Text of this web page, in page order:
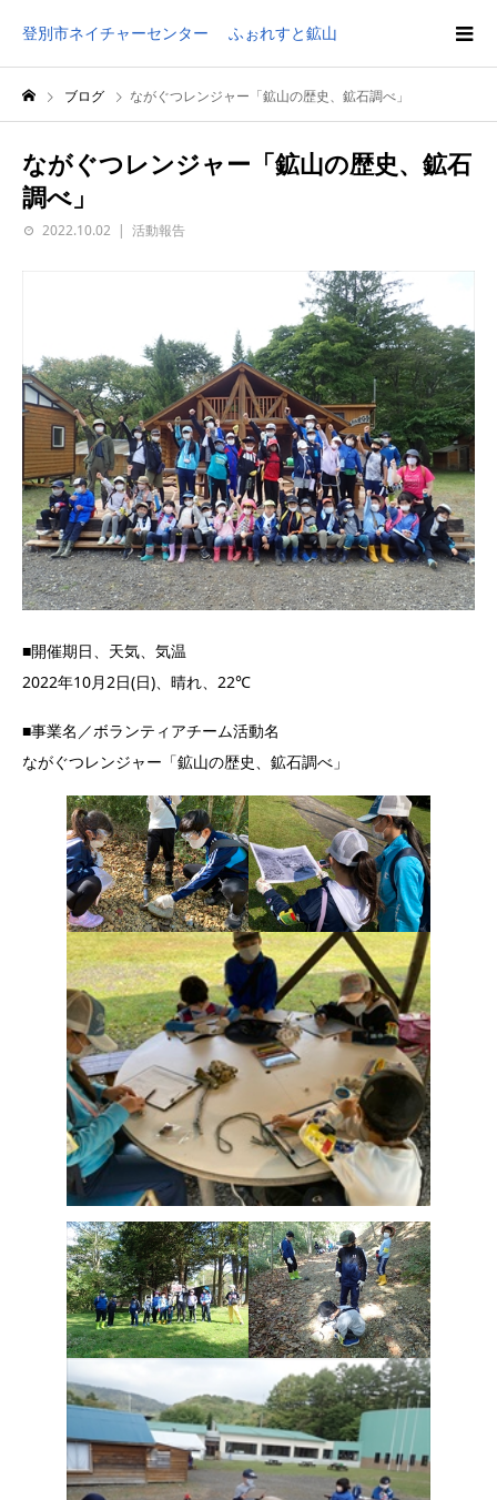
登別市ネイチャーセンター ふぉれすと鉱山
ブログ ながぐつレンジャー「鉱山の歴史、鉱石調べ」
ながぐつレンジャー「鉱山の歴史、鉱石
調べ」
2022.10.02 活動報告
■開催期日、天気、気温
2022年10月2日(日)、晴れ、22℃
■事業名／ボランティアチーム活動名
ながぐつレンジャー「鉱山の歴史、鉱石調べ」